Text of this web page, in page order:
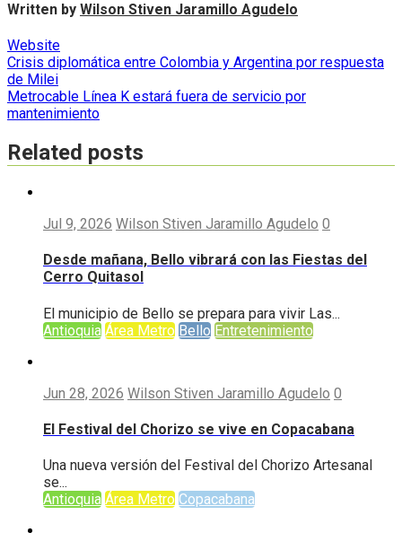
Written by Wilson Stiven Jaramillo Agudelo
Website
Navegación
de
entradas
Crisis diplomática entre Colombia y Argentina por respuesta
de Milei
Metrocable Línea K estará fuera de servicio por
mantenimiento
Related posts
Jul 9, 2026 Wilson Stiven Jaramillo Agudelo 0
Desde mañana, Bello vibrará con las Fiestas del
Cerro Quitasol
El municipio de Bello se prepara para vivir Las...
Antioquia Área Metro Bello Entretenimiento
Jun 28, 2026 Wilson Stiven Jaramillo Agudelo 0
El Festival del Chorizo se vive en Copacabana
Una nueva versión del Festival del Chorizo Artesanal
se...
Antioquia Área Metro Copacabana